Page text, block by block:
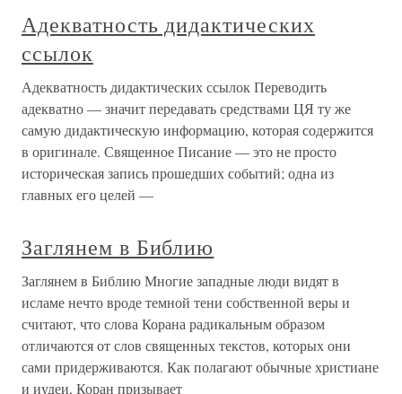
Адекватность дидактических
ссылок
Адекватность дидактических ссылок Переводить
адекватно — значит передавать средствами ЦЯ ту же
самую дидактическую информацию, которая содержится
в оригинале. Священное Писание — это не просто
историческая запись прошедших событий; одна из
главных его целей —
Заглянем в Библию
Заглянем в Библию Многие западные люди видят в
исламе нечто вроде темной тени собственной веры и
считают, что слова Корана радикальным образом
отличаются от слов священных текстов, которых они
сами придерживаются. Как полагают обычные христиане
и иудеи, Коран призывает